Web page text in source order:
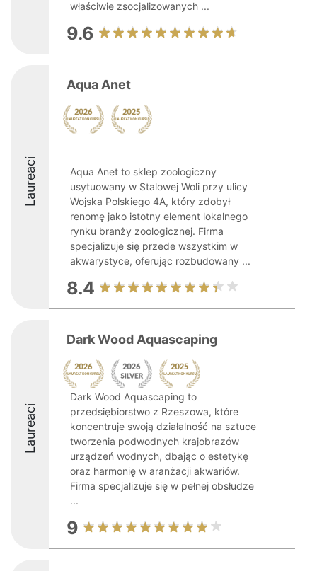
właściwie zsocjalizowanych ...
9.6
Laureaci
Aqua Anet
Aqua Anet to sklep zoologiczny
usytuowany w Stalowej Woli przy ulicy
Wojska Polskiego 4A, który zdobył
renomę jako istotny element lokalnego
rynku branży zoologicznej. Firma
specjalizuje się przede wszystkim w
akwarystyce, oferując rozbudowany ...
8.4
Laureaci
Dark Wood Aquascaping
Dark Wood Aquascaping to
przedsiębiorstwo z Rzeszowa, które
koncentruje swoją działalność na sztuce
tworzenia podwodnych krajobrazów
urządzeń wodnych, dbając o estetykę
oraz harmonię w aranżacji akwariów.
Firma specjalizuje się w pełnej obsłudze
...
9